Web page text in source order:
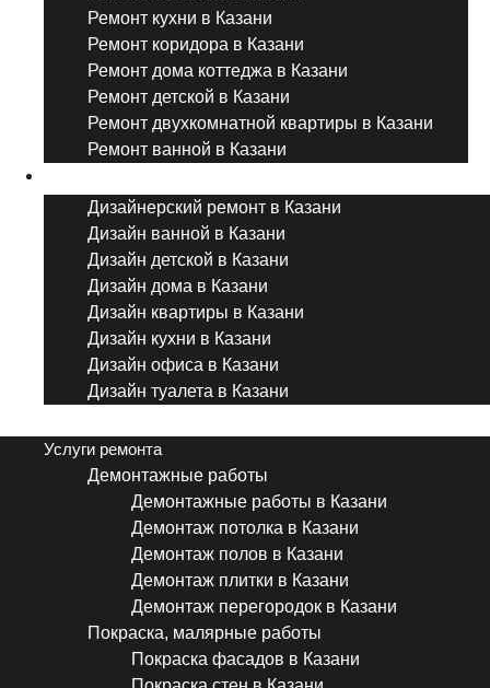
Ремонт кухни в Казани
Ремонт коридора в Казани
Ремонт дома коттеджа в Казани
Ремонт детской в Казани
Ремонт двухкомнатной квартиры в Казани
Ремонт ванной в Казани
Дизайнерский ремонт в Казани
Дизайн ванной в Казани
Дизайн детской в Казани
Дизайн дома в Казани
Дизайн квартиры в Казани
Дизайн кухни в Казани
Дизайн офиса в Казани
Дизайн туалета в Казани
Услуги ремонта
Демонтажные работы
Демонтажные работы в Казани
Демонтаж потолка в Казани
Демонтаж полов в Казани
Демонтаж плитки в Казани
Демонтаж перегородок в Казани
Покраска, малярные работы
Покраска фасадов в Казани